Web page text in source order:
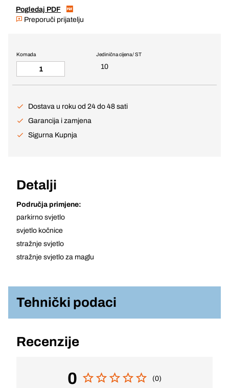
Pogledaj PDF
Preporuči prijatelju
Jedinična cijena / ST
10
Komada
Dostava u roku od 24 do 48 sati
Garancija i zamjena
Sigurna Kupnja
Detalji
Područja primjene:
parkirno svjetlo
svjetlo kočnice
stražnje svjetlo
stražnje svjetlo za maglu
Tehnički podaci
Recenzije
0 (0)